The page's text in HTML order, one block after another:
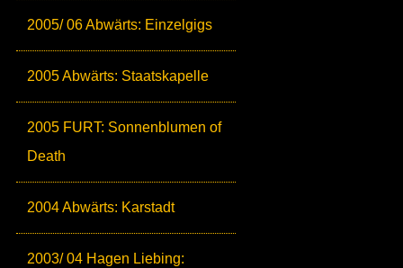
2005/ 06 Abwärts: Einzelgigs
2005 Abwärts: Staatskapelle
2005 FURT: Sonnenblumen of
Death
2004 Abwärts: Karstadt
2003/ 04 Hagen Liebing: